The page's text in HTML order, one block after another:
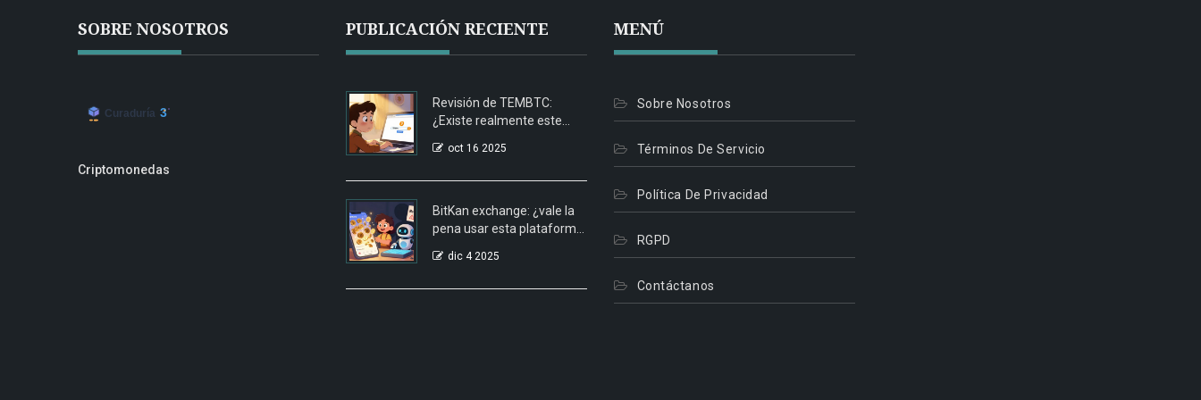
SOBRE NOSOTROS
Criptomonedas
PUBLICACIÓN RECIENTE
Revisión de TEMBTC:
¿Existe realmente este
criptomonedas?
oct 16 2025
BitKan exchange: ¿vale la
pena usar esta plataforma
2025?
dic 4 2025
MENÚ
Sobre Nosotros
Términos De Servicio
Política De Privacidad
RGPD
Contáctanos